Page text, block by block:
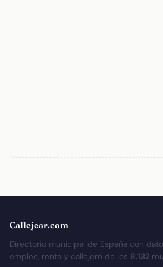
Callejear.com
Directorio municipal de España con
empleo, renta y callejero de los 8.132